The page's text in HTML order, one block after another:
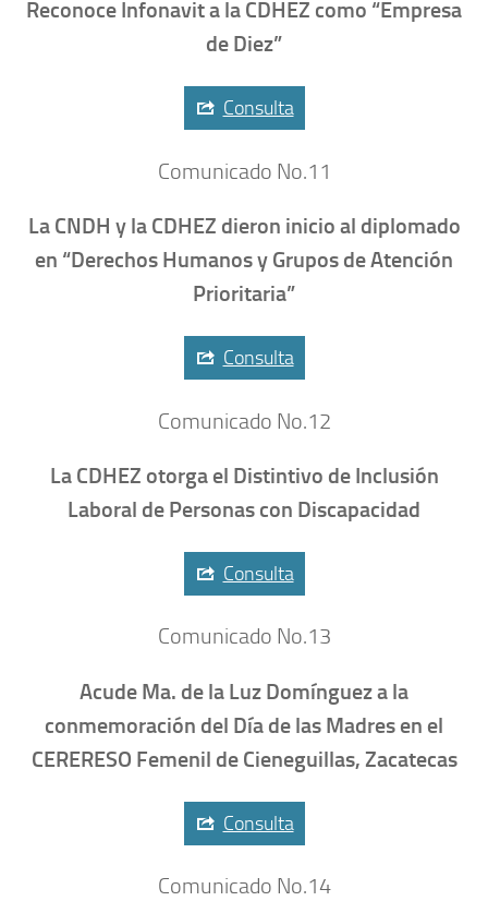
Reconoce Infonavit a la CDHEZ como “Empresa
de Diez”
Consulta
Comunicado No.11
La CNDH y la CDHEZ dieron inicio al diplomado
en “Derechos Humanos y Grupos de Atención
Prioritaria”
Consulta
Comunicado No.12
La CDHEZ otorga el Distintivo de Inclusión
Laboral de Personas con Discapacidad
Consulta
Comunicado No.13
Acude Ma. de la Luz Domínguez a la
conmemoración del Día de las Madres en el
CERERESO Femenil de Cieneguillas, Zacatecas
Consulta
Comunicado No.14